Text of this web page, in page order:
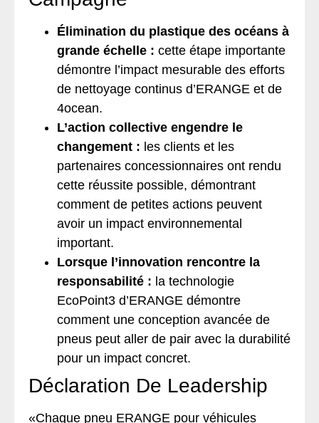
Élimination du plastique des océans à
grande échelle : cette étape importante
démontre l’impact mesurable des efforts
de nettoyage continus d’ERANGE et de
4ocean.
L’action collective engendre le
changement : les clients et les
partenaires concessionnaires ont rendu
cette réussite possible, démontrant
comment de petites actions peuvent
avoir un impact environnemental
important.
Lorsque l’innovation rencontre la
responsabilité : la technologie
EcoPoint3 d’ERANGE démontre
comment une conception avancée de
pneus peut aller de pair avec la durabilité
pour un impact concret.
Déclaration De Leadership
«Chaque pneu ERANGE pour véhicules